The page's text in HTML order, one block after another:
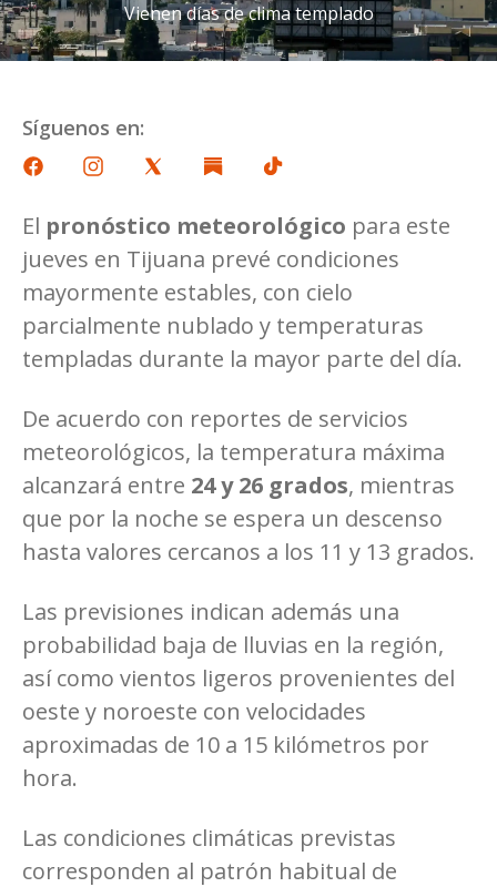
Vienen días de clima templado
Síguenos en:
El pronóstico meteorológico para este
jueves en Tijuana prevé condiciones
mayormente estables, con cielo
parcialmente nublado y temperaturas
templadas durante la mayor parte del día.
De acuerdo con reportes de servicios
meteorológicos, la temperatura máxima
alcanzará entre 24 y 26 grados, mientras
que por la noche se espera un descenso
hasta valores cercanos a los 11 y 13 grados.
Las previsiones indican además una
probabilidad baja de lluvias en la región,
así como vientos ligeros provenientes del
oeste y noroeste con velocidades
aproximadas de 10 a 15 kilómetros por
hora.
Las condiciones climáticas previstas
corresponden al patrón habitual de